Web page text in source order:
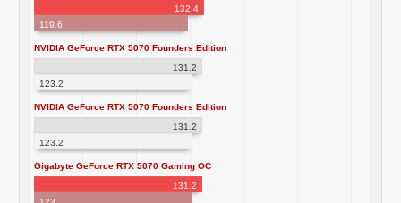
132.4
119.6
NVIDIA GeForce RTX 5070 Founders Edition
131.2
123.2
NVIDIA GeForce RTX 5070 Founders Edition
131.2
123.2
Gigabyte GeForce RTX 5070 Gaming OC
131.2